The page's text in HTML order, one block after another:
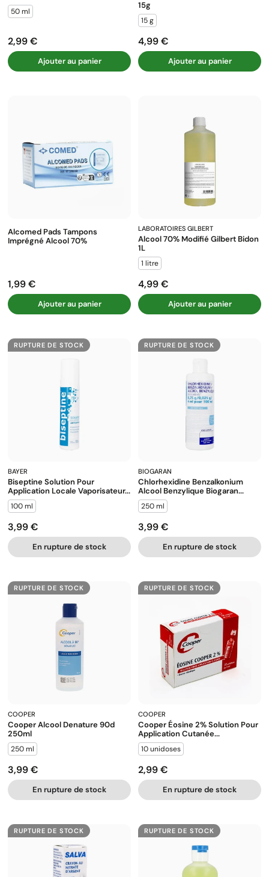
50 ml
Prix
2,99 €
Ajouter au panier
15g
15 g
Prix
4,99 €
Ajouter au panier
Alcomed Pads Tampons
Imprégné Alcool 70%
Prix
1,99 €
Ajouter au panier
LABORATOIRES GILBERT
Alcool 70% Modifié Gilbert Bidon
1L
1 litre
Prix
4,99 €
Ajouter au panier
RUPTURE DE STOCK
BAYER
Biseptine Solution Pour
Application Locale Vaporisateur...
100 ml
Prix
3,99 €
En rupture de stock
RUPTURE DE STOCK
BIOGARAN
Chlorhexidine Benzalkonium
Alcool Benzylique Biogaran...
250 ml
Prix
3,99 €
En rupture de stock
RUPTURE DE STOCK
COOPER
Cooper Alcool Denature 90d
250ml
250 ml
Prix
3,99 €
En rupture de stock
RUPTURE DE STOCK
COOPER
Cooper Éosine 2% Solution Pour
Application Cutanée...
10 unidoses
Prix
2,99 €
En rupture de stock
RUPTURE DE STOCK RUPTURE DE STOCK